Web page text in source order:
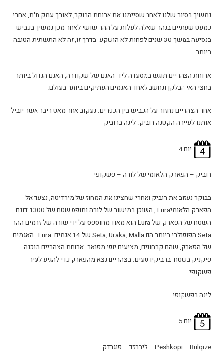
נמשיך בסיור שלנו לאחר שסיימנו את ארוחת הבוקר, לאורך עמק ת'ת, אחרי
כמעט שעתיים בנהר שאלה לעלות על ההר שושי לאחר מכן נמשיך בכביש
בנסיעה במשך 30 שנים לפחות לא הושקע בדרך זו, זה לא התשתית הטובה
ביותר.
ארוחת הצהריים תוגש במסעדה ליד האגם של שקודרה, האגם הגדול ביותר
בחצי האי הבלקן ונחשב לאחד האגמים העתיקים ביותר בעולם.
אחר הצהריים נחזור על הכביש בין הכפרים. נעקוב אחר מאט ריבר אשר יוביל
אותנו לעיירה הקטנה רוביק. לינה ברוביק
יום 4:
רוביק – הפארק הלאומי של לורה – פשקופי
בבוקר נעזוב את רוביק ואחרי שחצינו את המחוז של מירדיטה, נצעד אל
הפארק הלאומיLura , השוכן במישור של לורה ותופס שטח של 1300 דונם.
השטח של הפארק של Lura הוא מאוד מחוספס על ידי שורה של זרמים ההר
Seta הפופולרי ביותר הם Seta, Uraka, Malla של 14 אגמים Lura. האגמים
של הפארק, שהם קרחונים, מציעים יופי מפואר. ארוחת הצהריים מוכנה
פיקניק בשטח ברביקיו טעים. בצהריים נצא מהפארק כדי להגיע לעיר
פשקופי.
לינה בפשקופי
יום 5:
Peshkopi – Bulqize – ליברזד – פוגרדק